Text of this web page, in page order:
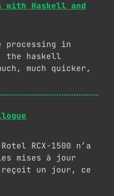
with Haskell and
processing in
the haskell
much quicker,
RCX-1500 n’a
mises à jour
un jour, ce